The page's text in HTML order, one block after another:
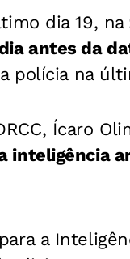
dia 19, na
antes da
polícia na
Ícaro
inteligência
a